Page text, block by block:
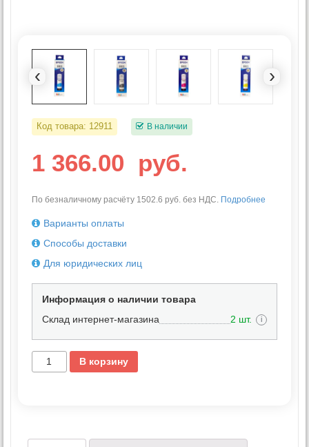
‹ ›
Код товара: 12911 В наличии
1 366.00 руб.
По безналичному расчёту 1502.6 руб. без НДС. Подробнее
Варианты оплаты
Способы доставки
Для юридических лиц
Информация о наличии товара
Склад интернет-магазина
2 шт. i
В корзину